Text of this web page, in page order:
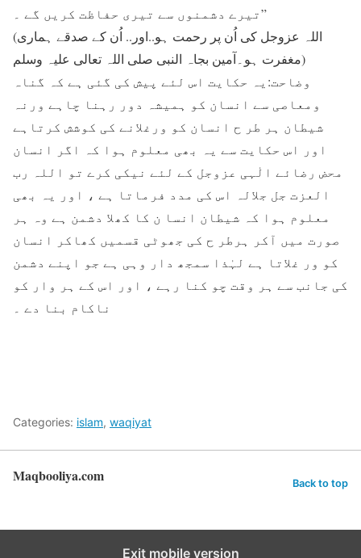
تیرے دشمنوں سے تیری حفاظت کریں گے ۔”
(اللہ عزوجل کی اُن پر رحمت ہو..اور.. اُن کے صدقے ہماری
مغفرت ہو۔آمین بجاہ النبی صلی اللہ تعالی عليہ وسلم)
وضاحت:یہ حکایت اس لئے پیش کی گئی ہے کہ گناہ
ومعاصی سے انسان کو ہمیشہ دور رہنا چاہے ورنہ
شیطان ہر طر ح انسان کو ورغلانے کی کوشش کرتاہے
اور اس حکایت سے یہ بھی معلوم ہوا کہ اگر انسان
محض رضائے الٰہی عزوجل کے لئے نیکی کرے تو اللہ رب
العزت جل جلالہ اس کی مدد فرماتا ہے ، اور یہ بھی
معلوم ہوا کہ شیطان انسا ن کا کھلا دشمن ہے وہ ہر
صورت میں آکر ہرطر ح کی جھوٹی قسمیں کھاکر انسان
کو ور غلاتا ہے لہٰذا سمجھ دار وہی ہے جو اپنے دشمن
کی جانب سے ہر وقت چو کنا رہے ، اور اس کے ہر وار کو
ناکام بنا دے ۔
Categories: islam, waqiyat
Maqbooliya.com Back to top
Exit mobile version